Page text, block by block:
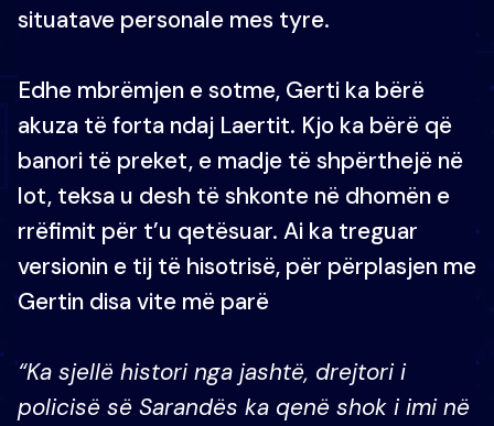
situatave personale mes tyre.
Edhe mbrëmjen e sotme, Gerti ka bërë
akuza të forta ndaj Laertit. Kjo ka bërë që
banori të preket, e madje të shpërthejë në
lot, teksa u desh të shkonte në dhomën e
rrëfimit për t’u qetësuar. Ai ka treguar
versionin e tij të hisotrisë, për përplasjen me
Gertin disa vite më parë
“Ka sjellë histori nga jashtë, drejtori i
policisë së Sarandës ka qenë shok i imi në